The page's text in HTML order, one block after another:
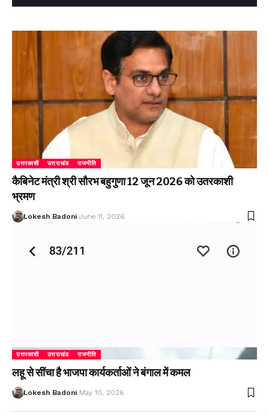
उत्तरकाशी उत्तराखंड राजनीति
कैबिनेट मंत्री श्री सौरभ बहुगुणा 12 जून 2026 को उतरकाशी
भ्रमण
Lokesh Badoni June 11, 2026
उत्तरकाशी उत्तराखंड राजनीति
लहू से सींचा है भाजपा कार्यकर्ताओं ने बंगाल में कमल
Lokesh Badoni May 10, 2026